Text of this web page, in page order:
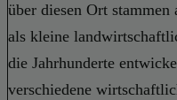
über diesen Ort
als kleine
die Jahrhunderte
verschiedene